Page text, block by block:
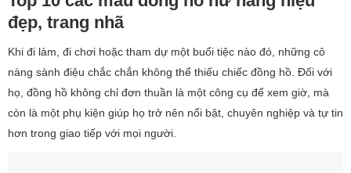
đẹp, trang nhã
Khi đi làm, đi chơi hoặc tham dự một buổi tiệc nào đó, những cô
nàng sành điệu chắc chắn không thể thiếu chiếc đồng hồ. Đối với
họ, đồng hồ không chỉ đơn thuần là một công cụ để xem giờ, mà
còn là một phụ kiện giúp họ trở nên nổi bật, chuyên nghiệp và tự tin
hơn trong giao tiếp với mọi người.